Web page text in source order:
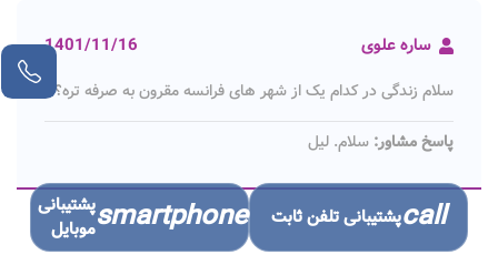
ساره علوی 1401/11/16
سلام زندگی در کدام یک از شهر های فرانسه مقرون به صرفه تره؟
پاسخ مشاور: سلام. لیل
callپشتیبانی تلفن ثابت smartphoneپشتیبانی
موبایل